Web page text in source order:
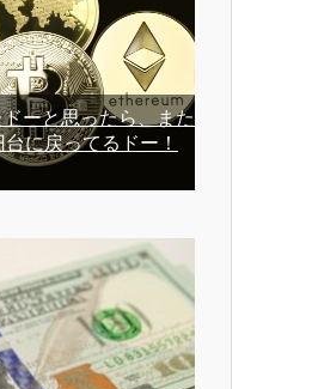
ーと思ったら、また
に戻ってるドー！